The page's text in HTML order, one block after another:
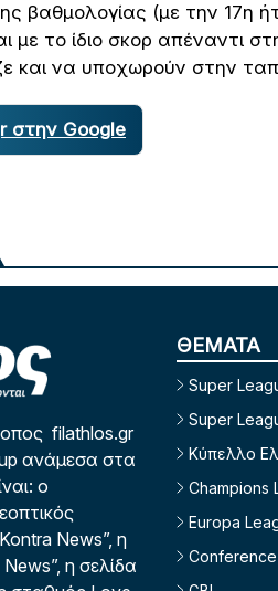
βαθμολογίας (με την 17η
με το ίδιο σκορ απέναντι
να υποχωρούν στην
στην Google
filathlos.gr
ανάμεσα στα
ο
News”, η
η σελίδα
ΘΕΜΑΤΑ
Super
Super
Κύπελλο
Champions
Europa